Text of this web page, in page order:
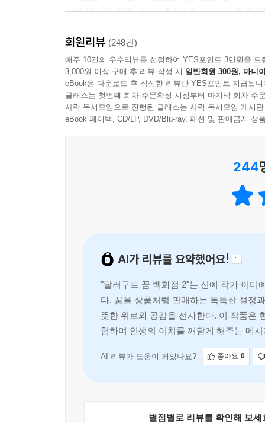
들켜서 뒷덜미를 잡히는 바람에 딱 10초 정도가 끝
컴퍼니 구역으로 가는 출근 열차는 아무나 탈 수
종사자’라는 것을 증명할 신분증이 필요했다. 그
입증을 받을 수 있었다.
--- 「1. 페니의 첫 번째 연봉협상」 중에서
게다가 모그베리는 민원관리국에 대하여 경고 아
‘거긴 될 수 있으면 안 가고 싶은 곳이야. 뭐랄까
선 한 무리의 사람들은 진한 곡물 냄새가 나는 따
어 멀리서 보기만 했던 그 아찔한 내리막에 다다
점점 내리막으로 다가가자 손에 저절로 땀이 나기
녹틸루카들의 빨랫감은 전부 쏟아져 떨어질 것
“이거… 괜찮은 거 맞지?”
모태일의 불안한 목소리가 긴장감을 더했다.
열차가 요란하게 덜컹! 하더니 내리막으로 진입
띠며 마지막 장을 넘겼다.”라고 하고, 또 다른 독
남겼다.
1년 만에 돌아온 《달러구트 꿈 백화점 2 : 단골
선사할 것이다.
제법 꿈 백화점의 일이 손에 익어 자신감이 넘친
손님을 시작으로 지금껏 본 적 없던 유형의 손님
내려와 수상한 일을 벌이는 니콜라스, 비밀스럽
늙은 녹틸루카들이 일하는 수상한 녹틸루카 세탁
과연, 이곳에서 어떤 새로운 일들이 벌어질까?
“추억에 잠겨 있는 중이에요. 그림자들이 가장 좋
“글쎄다. 나는 그렇게 생각하지 않는단다. 무기
그냥 말리면 그만 아닐까요?”
회원리뷰 (248건)
매주 10건의 우수리뷰를 선정하여 YES포인트 3만원을 드
3,000원 이상 구매 후 리뷰 작성 시 일반회원 300원, 마니
eBook은 다운로드 후 작성한 리뷰만 YES포인트 지급됩니
클래스는 첫번째 회차 주문확정 시점부터 마지막 회차 주
사락 독서모임으로 진행된 클래스는 사락 독서모임 게시
eBook 페이백, CD/LP, DVD/Blu-ray, 패션 및 판매금지 상
244
AI가 리뷰를 요약했어요!
"달러구트 꿈 백화점 2"는 신예 작가 이미
다. 꿈을 상품처럼 판매하는 독특한 설정
뜻한 위로와 공감을 선사한다. 이 작품은
험하며 인생의 이치를 깨닫게 해주는 메
AI 리뷰가 도움이 되었나요? 좋아요 0
별점별로 리뷰를 확인해 보세